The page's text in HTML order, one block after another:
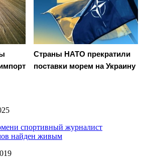
Страны НАТО прекратили
поставки морем на Украину
спортивный журналист
найден живым